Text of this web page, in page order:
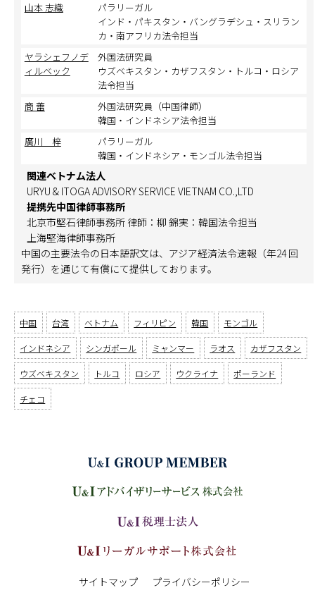
山本 志織
パラリーガル
インド・パキスタン・バングラデシュ・スリラン
カ・南アフリカ法令担当
ヤラシェフノデ
ィルベック
外国法研究員
ウズベキスタン・カザフスタン・トルコ・ロシア
法令担当
商 蕾
外国法研究員（中国律師）
韓国・インドネシア法令担当
廣川 梓
パラリーガル
韓国・インドネシア・モンゴル法令担当
関連ベトナム法人
URYU & ITOGA ADVISORY SERVICE VIETNAM CO.,LTD
提携先中国律師事務所
北京市堅石律師事務所 律師：柳 錦実：韓国法令担当
上海堅海律師事務所
中国の主要法令の日本語訳文は、アジア経済法令速報（年24 回
発行）を通じて有償にて提供しております。
中国 台湾 ベトナム フィリピン 韓国 モンゴル
インドネシア シンガポール ミャンマー ラオス カザフスタン
ウズベキスタン トルコ ロシア ウクライナ ポーランド
チェコ
サイトマップ プライバシーポリシー